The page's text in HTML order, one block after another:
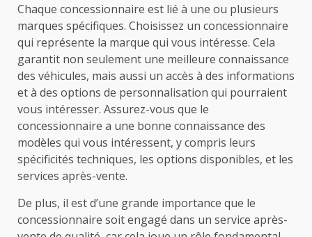
Chaque concessionnaire est lié à une ou plusieurs
marques spécifiques. Choisissez un concessionnaire
qui représente la marque qui vous intéresse. Cela
garantit non seulement une meilleure connaissance
des véhicules, mais aussi un accès à des informations
et à des options de personnalisation qui pourraient
vous intéresser. Assurez-vous que le
concessionnaire a une bonne connaissance des
modèles qui vous intéressent, y compris leurs
spécificités techniques, les options disponibles, et les
services après-vente.
De plus, il est d’une grande importance que le
concessionnaire soit engagé dans un service après-